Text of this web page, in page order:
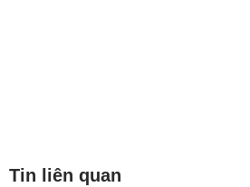
Tin liên quan